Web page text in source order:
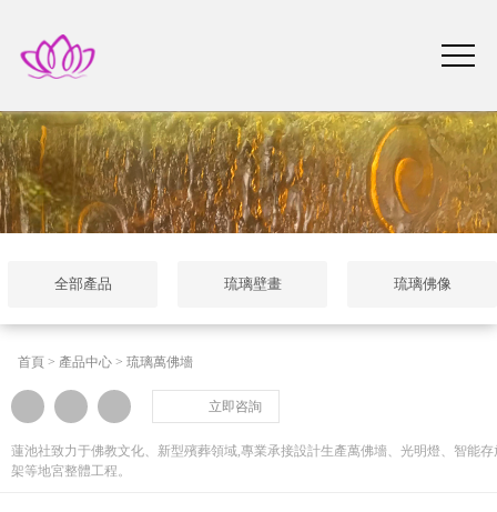
全部產品 琉璃壁畫 琉璃佛像
首頁 > 產品中心 > 琉璃萬佛墻
立即咨詢
蓮池社致力于佛教文化、新型殯葬領域,專業承接設計生產萬佛墻、光明燈、智能存
架等地宮整體工程。